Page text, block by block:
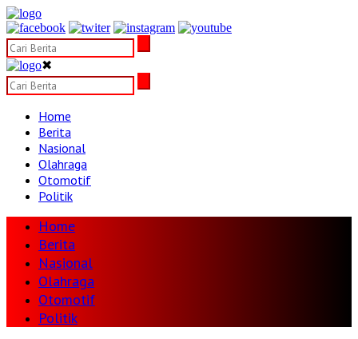
✖
Home
Berita
Nasional
Olahraga
Otomotif
Politik
Home
Berita
Nasional
Olahraga
Otomotif
Politik